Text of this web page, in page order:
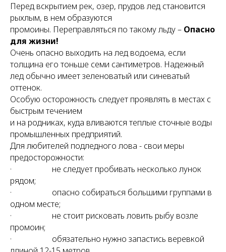
Перед вскрытием рек, озер, прудов лед становится
рыхлым, в нем образуются
промоины. Переправляться по такому льду – Опасно
для жизни!
Очень опасно выходить на лед водоема, если
толщина его тоньше семи сантиметров. Надежный
лед обычно имеет зеленоватый или синеватый
оттенок.
Особую осторожность следует проявлять в местах с
быстрым течением
и на родниках, куда вливаются теплые сточные воды
промышленных предприятий.
Для любителей подледного лова - свои меры
предосторожности:
· не следует пробивать несколько лунок
рядом;
· опасно собираться большими группами в
одном месте;
· не стоит рисковать ловить рыбу возле
промоин;
· обязательно нужно запастись веревкой